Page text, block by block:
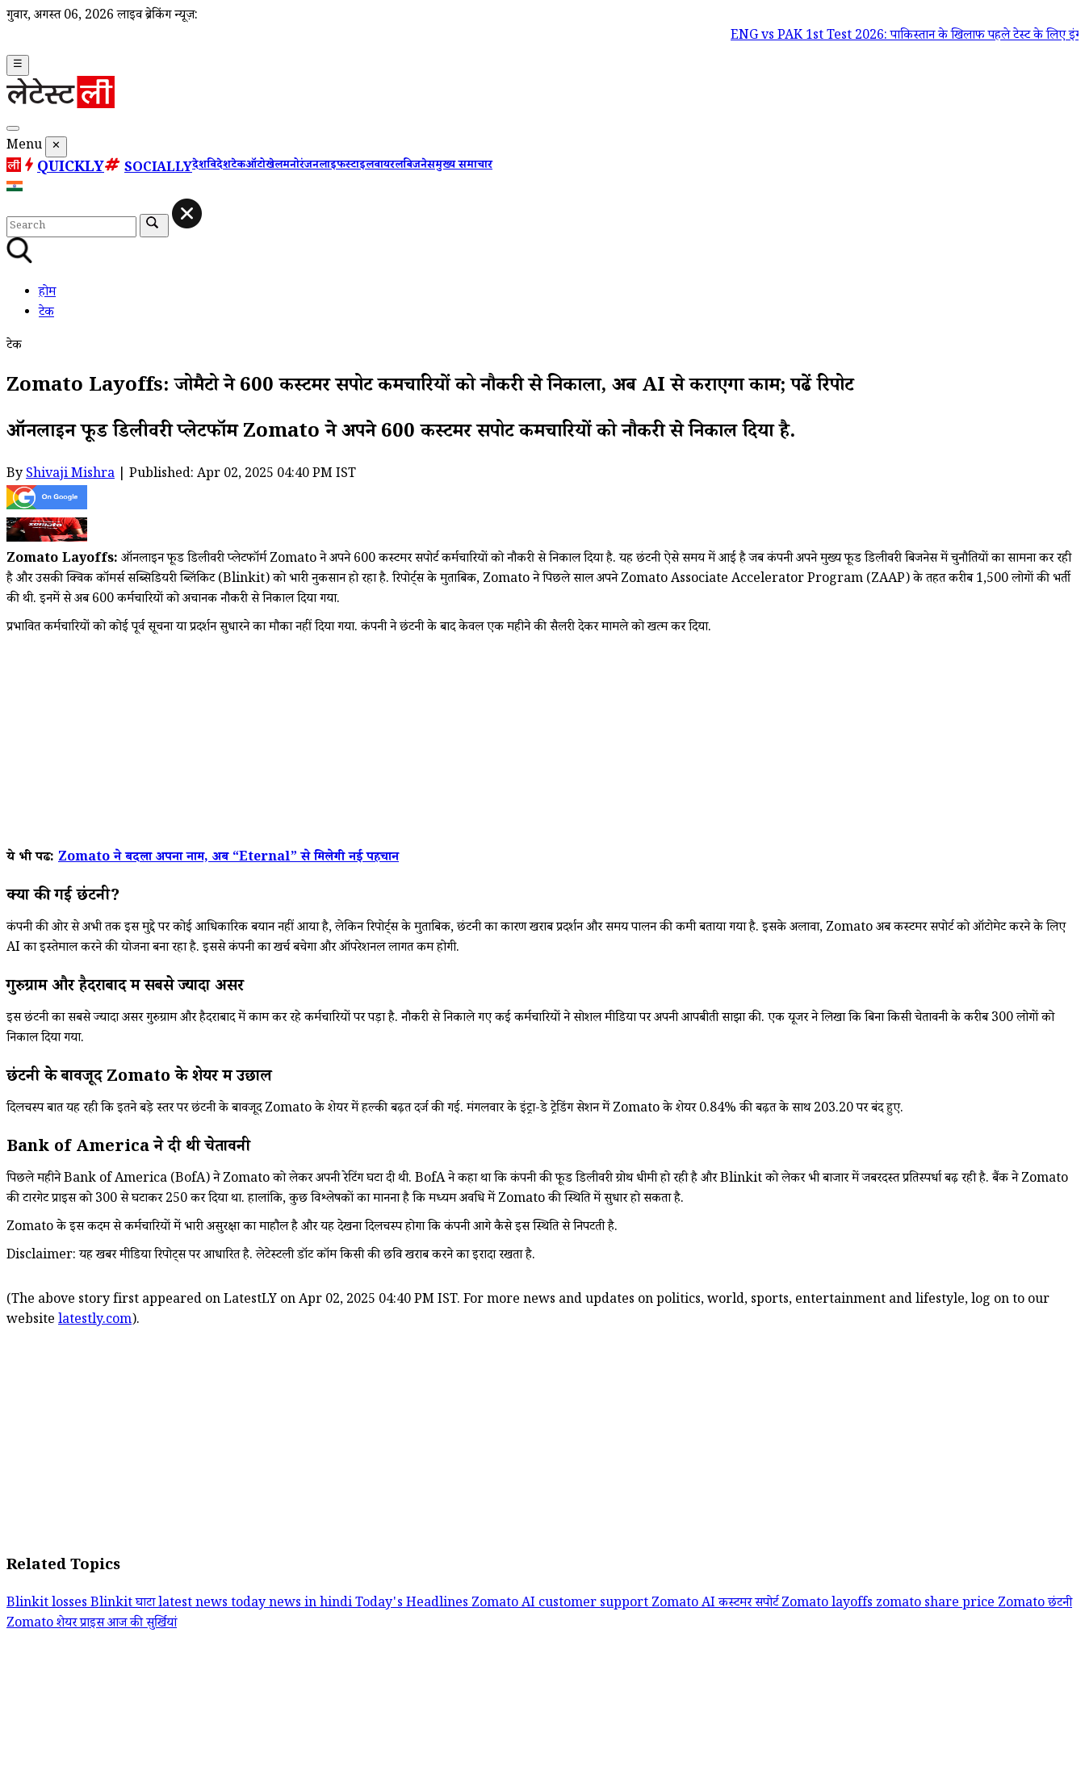
गुरूवार, अगस्त 06, 2026 लाइव ब्रेकिंग न्यूज़:
ENG vs PAK 1st Test 2026: पाकिस्तान के खिलाफ पहले टेस्ट के लिए इंग्लैंड टीम
☰
Menu ✕
QUICKLY SOCIALLYदेशविदेशटेकऑटोखेलमनोरंजनलाइफस्टाइलवायरलबिजनेसमुख्य समाचार
होम
टेक
टेक
Zomato Layoffs: जोमैटो ने 600 कस्टमर सपोर्ट कर्मचारियों को नौकरी से निकाला, अब AI से कराएगा काम; पढें रिपोर्ट
ऑनलाइन फूड डिलीवरी प्लेटफॉर्म Zomato ने अपने 600 कस्टमर सपोर्ट कर्मचारियों को नौकरी से निकाल दिया है.
ByShivaji Mishra | Published: Apr 02, 2025 04:40 PM IST
Zomato Layoffs: ऑनलाइन फूड डिलीवरी प्लेटफॉर्म Zomato ने अपने 600 कस्टमर सपोर्ट कर्मचारियों को नौकरी से निकाल दिया है. यह छंटनी ऐसे समय में आई है जब कंपनी अपने मुख्य फूड डिलीवरी बिजनेस में चुनौतियों का सामना कर रही
है और उसकी क्विक कॉमर्स सब्सिडियरी ब्लिंकिट (Blinkit) को भारी नुकसान हो रहा है. रिपोर्ट्स के मुताबिक, Zomato ने पिछले साल अपने Zomato Associate Accelerator Program (ZAAP) के तहत करीब 1,500 लोगों की भर्ती
की थी. इनमें से अब 600 कर्मचारियों को अचानक नौकरी से निकाल दिया गया.
प्रभावित कर्मचारियों को कोई पूर्व सूचना या प्रदर्शन सुधारने का मौका नहीं दिया गया. कंपनी ने छंटनी के बाद केवल एक महीने की सैलरी देकर मामले को खत्म कर दिया.
ये भी पढें: Zomato ने बदला अपना नाम, अब “Eternal” से मिलेगी नई पहचान
क्यों की गई छंटनी?
कंपनी की ओर से अभी तक इस मुद्दे पर कोई आधिकारिक बयान नहीं आया है, लेकिन रिपोर्ट्स के मुताबिक, छंटनी का कारण खराब प्रदर्शन और समय पालन की कमी बताया गया है. इसके अलावा, Zomato अब कस्टमर सपोर्ट को ऑटोमेट करने के लिए
AI का इस्तेमाल करने की योजना बना रहा है. इससे कंपनी का खर्च बचेगा और ऑपरेशनल लागत कम होगी.
गुरुग्राम और हैदराबाद में सबसे ज्यादा असर
इस छंटनी का सबसे ज्यादा असर गुरुग्राम और हैदराबाद में काम कर रहे कर्मचारियों पर पड़ा है. नौकरी से निकाले गए कई कर्मचारियों ने सोशल मीडिया पर अपनी आपबीती साझा की. एक यूजर ने लिखा कि बिना किसी चेतावनी के करीब 300 लोगों को
निकाल दिया गया.
छंटनी के बावजूद Zomato के शेयर में उछाल
दिलचस्प बात यह रही कि इतने बड़े स्तर पर छंटनी के बावजूद Zomato के शेयर में हल्की बढ़त दर्ज की गई. मंगलवार के इंट्रा-डे ट्रेडिंग सेशन में Zomato के शेयर 0.84% की बढ़त के साथ ₹203.20 पर बंद हुए.
Bank of America ने दी थी चेतावनी
पिछले महीने Bank of America (BofA) ने Zomato को लेकर अपनी रेटिंग घटा दी थी. BofA ने कहा था कि कंपनी की फूड डिलीवरी ग्रोथ धीमी हो रही है और Blinkit को लेकर भी बाजार में जबरदस्त प्रतिस्पर्धा बढ़ रही है. बैंक ने Zomato
की टारगेट प्राइस को ₹300 से घटाकर ₹250 कर दिया था. हालांकि, कुछ विश्लेषकों का मानना है कि मध्यम अवधि में Zomato की स्थिति में सुधार हो सकता है.
Zomato के इस कदम से कर्मचारियों में भारी असुरक्षा का माहौल है और यह देखना दिलचस्प होगा कि कंपनी आगे कैसे इस स्थिति से निपटती है.
Disclaimer: यह खबर मीडिया रिपोर्ट्स पर आधारित है. लेटेस्टली डॉट कॉम किसी की छवि खराब करने का इरादा रखता है.
(The above story first appeared on LatestLY on Apr 02, 2025 04:40 PM IST. For more news and updates on politics, world, sports, entertainment and lifestyle, log on to our
website latestly.com).
Related Topics
Blinkit lossesBlinkit घाटाlatest news todaynews in hindiToday's HeadlinesZomato AI customer supportZomato AI कस्टमर सपोर्टZomato layoffszomato share priceZomato छंटनी
Zomato शेयर प्राइसआज की सुर्खियां